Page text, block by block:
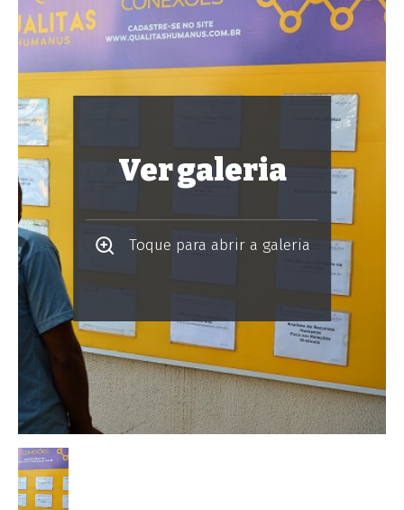
Ver galeria
Toque para abrir a galeria